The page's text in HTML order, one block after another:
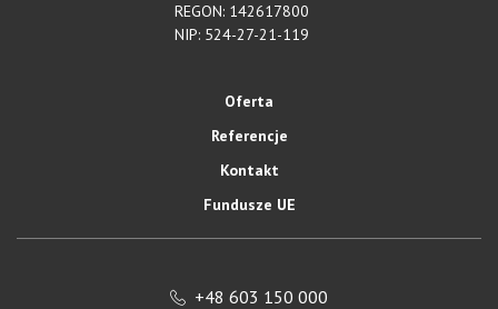
REGON: 142617800
NIP: 524-27-21-119
Oferta
Referencje
Kontakt
Fundusze UE
+48 603 150 000